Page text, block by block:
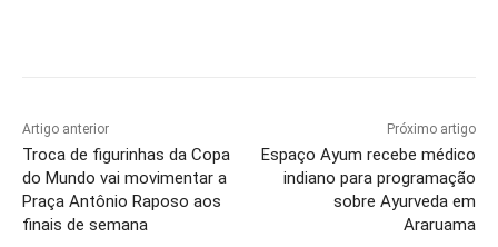
Artigo anterior
Troca de figurinhas da Copa
do Mundo vai movimentar a
Praça Antônio Raposo aos
finais de semana
Próximo artigo
Espaço Ayum recebe médico
indiano para programação
sobre Ayurveda em
Araruama